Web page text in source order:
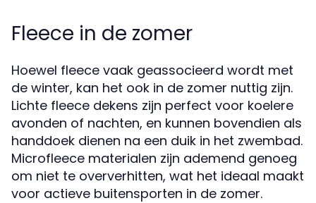
Fleece in de zomer
Hoewel fleece vaak geassocieerd wordt met
de winter, kan het ook in de zomer nuttig zijn.
Lichte fleece dekens zijn perfect voor koelere
avonden of nachten, en kunnen bovendien als
handdoek dienen na een duik in het zwembad.
Microfleece materialen zijn ademend genoeg
om niet te oververhitten, wat het ideaal maakt
voor actieve buitensporten in de zomer.